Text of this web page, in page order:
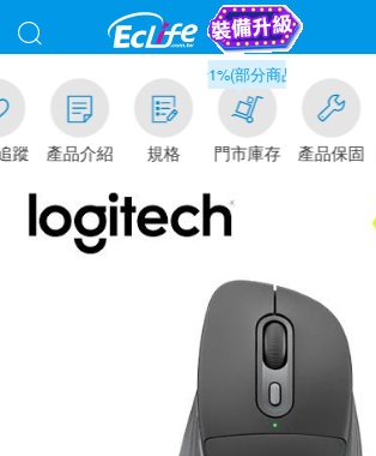
蹤 產品介紹 規格
滿千元門市取貨現折1%(部分商品不適用)-請點我看
門市庫存 產品保固